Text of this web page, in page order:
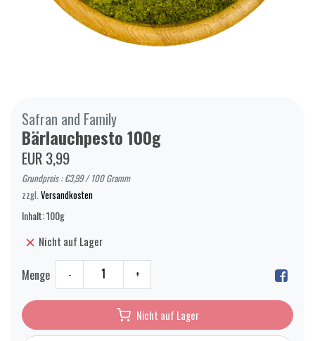
Safran and Family
Bärlauchpesto 100g
EUR 3,99
Grundpreis : €3,99 / 100 Gramm
zzgl. Versandkosten
Inhalt: 100g
Nicht auf Lager
Menge - +
Nicht auf Lager